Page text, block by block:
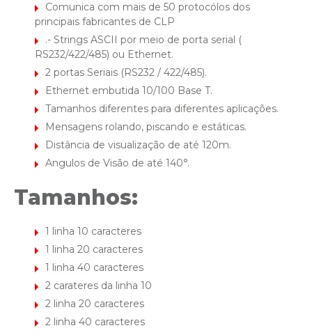
Comunica com mais de 50 protocólos dos
principais fabricantes de CLP
.- Strings ASCII por meio de porta serial (
RS232/422/485) ou Ethernet.
2 portas Seriais (RS232 / 422/485).
Ethernet embutida 10/100 Base T.
Tamanhos diferentes para diferentes aplicações.
Mensagens rolando, piscando e estáticas.
Distância de visualização de até 120m.
Angulos de Visão de até 140°.
Tamanhos:
1 linha 10 caracteres
1 linha 20 caracteres
1 linha 40 caracteres
2 carateres da linha 10
2 linha 20 caracteres
2 linha 40 caracteres